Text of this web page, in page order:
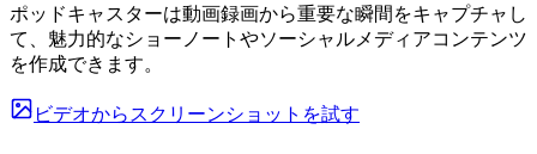
ポッドキャスターは動画録画から重要な瞬間をキャプチャし
て、魅力的なショーノートやソーシャルメディアコンテンツ
を作成できます。
ビデオからスクリーンショットを試す